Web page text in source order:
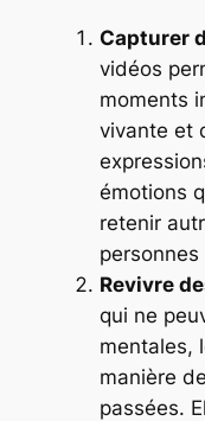
Capturer
vidéos
moments
vivante et
émotions
retenir
personnes
Revivre
qui ne
mentales,
manière
passées.